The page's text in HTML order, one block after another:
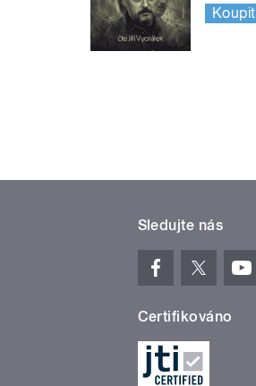
Koupit
Sledujte nás
Certifikováno